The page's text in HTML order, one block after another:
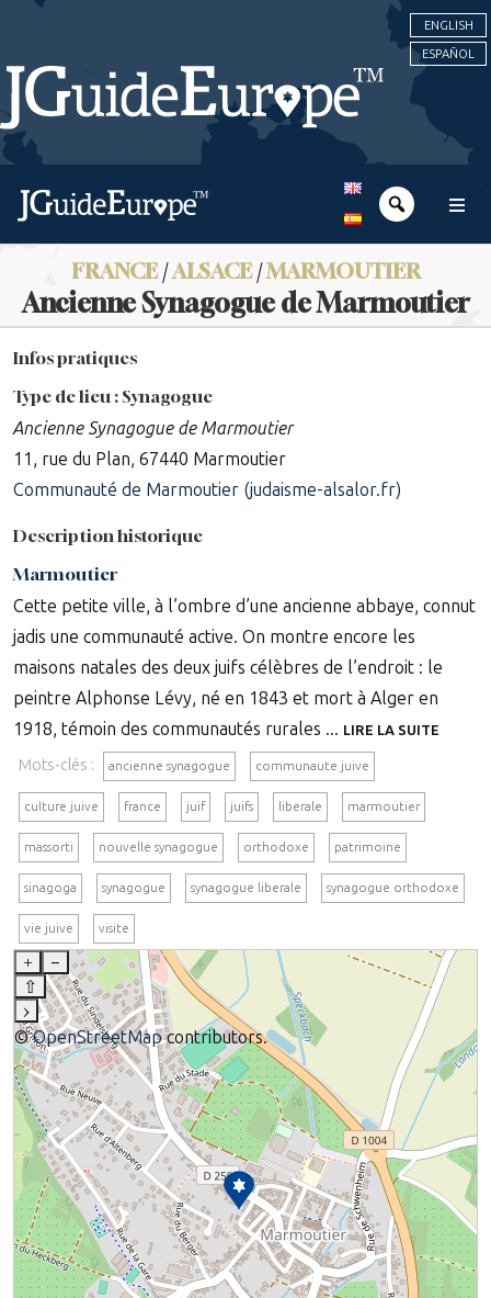
ENGLISH
ESPAÑOL
FRANCE/ALSACE/MARMOUTIER
Ancienne Synagogue de Marmoutier
Infos pratiques
Type de lieu : Synagogue
Ancienne Synagogue de Marmoutier
11, rue du Plan, 67440 Marmoutier
Communauté de Marmoutier (judaisme-alsalor.fr)
Description historique
Marmoutier
Cette petite ville, à l’ombre d’une ancienne abbaye, connut
jadis une communauté active. On montre encore les
maisons natales des deux juifs célèbres de l’endroit : le
peintre Alphonse Lévy, né en 1843 et mort à Alger en
1918, témoin des communautés rurales ... LIRE LA SUITE
Mots-clés : ancienne synagogue communaute juive
culture juive france juif juifs liberale marmoutier
massorti nouvelle synagogue orthodoxe patrimoine
sinagoga synagogue synagogue liberale synagogue orthodoxe
vie juive visite
+
–
⇧
›
©OpenStreetMapcontributors.